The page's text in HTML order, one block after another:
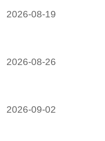
2026-08-19
2026-08-26
2026-09-02